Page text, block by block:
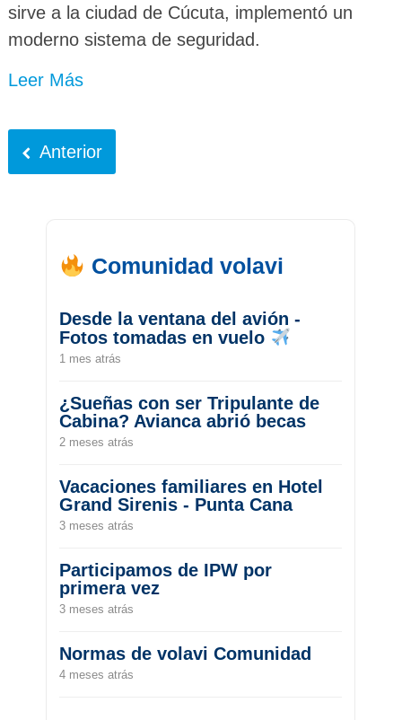
sirve a la ciudad de Cúcuta, implementó un
moderno sistema de seguridad.
Leer Más
Anterior
Comunidad volavi
Desde la ventana del avión -
Fotos tomadas en vuelo
1 mes atrás
¿Sueñas con ser Tripulante de
Cabina? Avianca abrió becas
2 meses atrás
Vacaciones familiares en Hotel
Grand Sirenis - Punta Cana
3 meses atrás
Participamos de IPW por
primera vez
3 meses atrás
Normas de volavi Comunidad
4 meses atrás